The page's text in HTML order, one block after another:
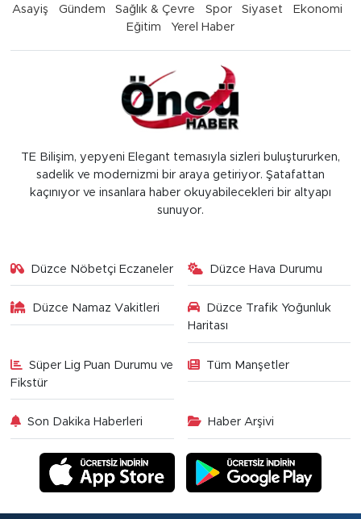
Asayiş Gündem Sağlık & Çevre Spor Siyaset
Ekonomi
Eğitim
Yerel Haber
TE Bilişim, yepyeni Elegant temasıyla sizleri buluştururken,
sadelik ve modernizmi bir araya getiriyor. Şatafattan
kaçınıyor ve insanlara haber okuyabilecekleri bir altyapı
sunuyor.
Düzce Nöbetçi Eczaneler Düzce Hava Durumu
Düzce Namaz Vakitleri
Düzce Trafik Yoğunluk
Haritası
Süper Lig Puan Durumu ve
Fikstür
Tüm Manşetler
Son Dakika Haberleri Haber Arşivi